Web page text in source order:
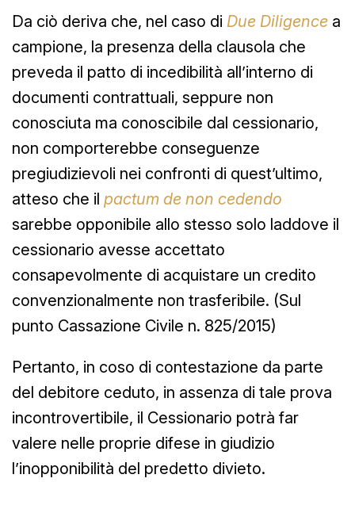
Da ciò deriva che, nel caso di Due Diligence a
campione, la presenza della clausola che
preveda il patto di incedibilità all’interno di
documenti contrattuali, seppure non
conosciuta ma conoscibile dal cessionario,
non comporterebbe conseguenze
pregiudizievoli nei confronti di quest’ultimo,
atteso che il pactum de non cedendo
sarebbe opponibile allo stesso solo laddove il
cessionario avesse accettato
consapevolmente di acquistare un credito
convenzionalmente non trasferibile. (Sul
punto Cassazione Civile n. 825/2015)
Pertanto, in coso di contestazione da parte
del debitore ceduto, in assenza di tale prova
incontrovertibile, il Cessionario potrà far
valere nelle proprie difese in giudizio
l’inopponibilità del predetto divieto.